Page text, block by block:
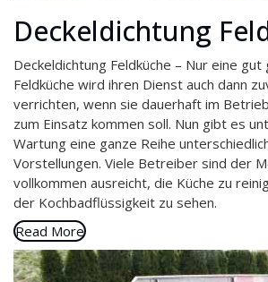
Deckeldichtung
Deckeldichtung Feldküche – Nur eine
Feldküche wird ihren Dienst auch dann
verrichten, wenn sie dauerhaft im
zum Einsatz kommen soll. Nun gibt es
Wartung eine ganze Reihe
Vorstellungen. Viele Betreiber sind der
vollkommen ausreicht, die Küche zu
der Kochbadflüssigkeit zu sehen.
Read More